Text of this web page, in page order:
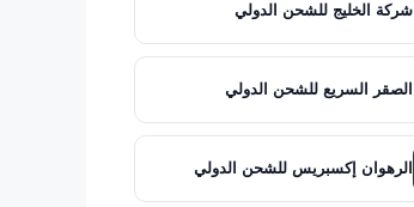
شركة الخليج للشحن الدولي
الصقر السريع للشحن الدولي
الرهوان إكسبريس للشحن الدولي